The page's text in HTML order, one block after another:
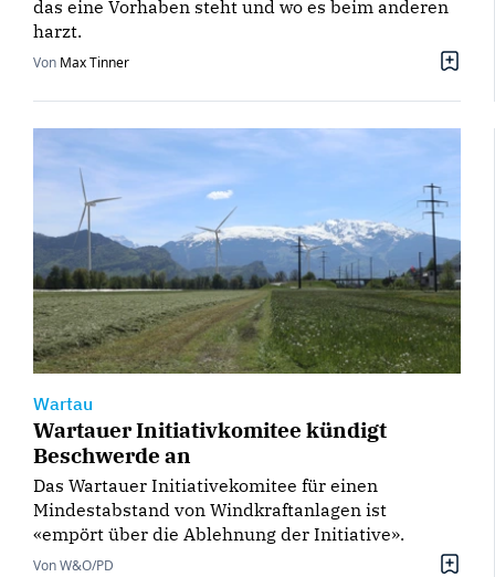
das eine Vorhaben steht und wo es beim anderen
harzt.
Von Max Tinner
Wartau
Wartauer Initiativkomitee kündigt
Beschwerde an
Das Wartauer Initiativekomitee für einen
Mindestabstand von Windkraftanlagen ist
«empört über die Ablehnung der Initiative».
Von W&O/PD